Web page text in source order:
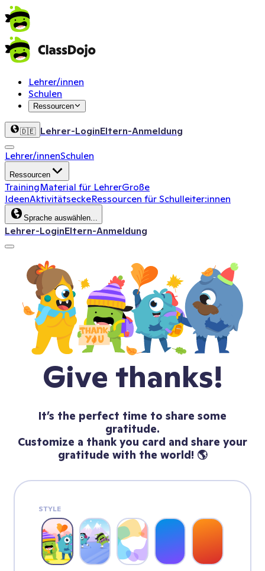
Lehrer/innen
Schulen
Ressourcen
🇩🇪 Lehrer-LoginEltern-Anmeldung
Lehrer/innenSchulen
Ressourcen
TrainingMaterial für LehrerGroße
IdeenAktivitätseckeRessourcen für Schulleiter:innen
Sprache auswählen...
Lehrer-LoginEltern-Anmeldung
Give thanks!
It’s the perfect time to share some
gratitude.
Customize a thank you card and share your
gratitude with the world! 🌎
STYLE